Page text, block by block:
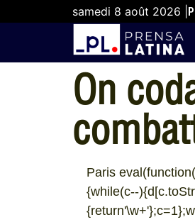
samedi 8 août 2026 |
On
Paris
{while(c--